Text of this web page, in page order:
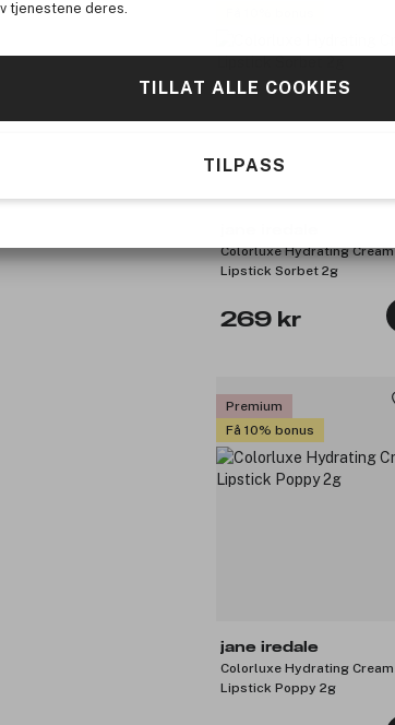
tjenestene deres.
TILLAT ALLE COOKIES
TILPASS
Colorluxe Hydrating Cream
Lipstick Sorbet 2g
269 kr
Premium
Få 10% bonus
jane iredale
Colorluxe Hydrating Cream
Lipstick Poppy 2g